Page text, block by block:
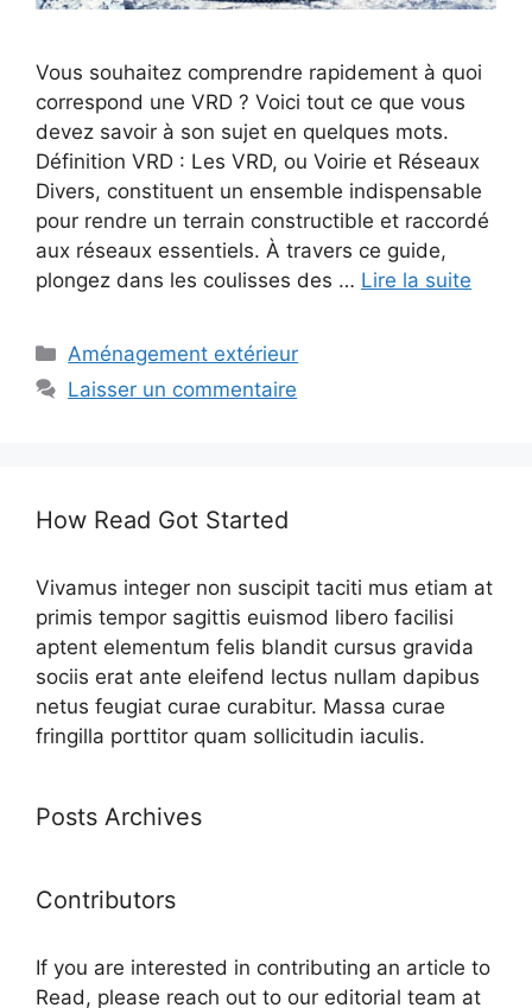
Vous souhaitez comprendre rapidement à quoi
correspond une VRD ? Voici tout ce que vous
devez savoir à son sujet en quelques mots.
Définition VRD : Les VRD, ou Voirie et Réseaux
Divers, constituent un ensemble indispensable
pour rendre un terrain constructible et raccordé
aux réseaux essentiels. À travers ce guide,
plongez dans les coulisses des … Lire la suite
Catégories
Aménagement extérieur
Laisser un commentaire
How Read Got Started
Vivamus integer non suscipit taciti mus etiam at
primis tempor sagittis euismod libero facilisi
aptent elementum felis blandit cursus gravida
sociis erat ante eleifend lectus nullam dapibus
netus feugiat curae curabitur. Massa curae
fringilla porttitor quam sollicitudin iaculis.
Posts Archives
Contributors
If you are interested in contributing an article to
Read, please reach out to our editorial team at